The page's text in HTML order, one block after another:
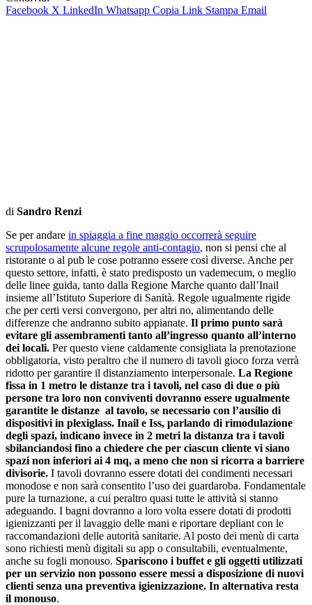
Facebook X LinkedIn Whatsapp Copia Link Stampa Email
di Sandro Renzi
Se per andare in spiaggia a fine maggio occorrerà seguire
scrupolosamente alcune regole anti-contagio, non si pensi che al
ristorante o al pub le cose potranno essere così diverse. Anche per
questo settore, infatti, è stato predisposto un vademecum, o meglio
delle linee guida, tanto dalla Regione Marche quanto dall’Inail
insieme all’Istituto Superiore di Sanità. Regole ugualmente rigide
che per certi versi convergono, per altri no, alimentando delle
differenze che andranno subito appianate. Il primo punto sarà
evitare gli assembramenti tanto all’ingresso quanto all’interno
dei locali. Per questo viene caldamente consigliata la prenotazione
obbligatoria, visto peraltro che il numero di tavoli gioco forza verrà
ridotto per garantire il distanziamento interpersonale. La Regione
fissa in 1 metro le distanze tra i tavoli, nel caso di due o più
persone tra loro non conviventi dovranno essere ugualmente
garantite le distanze al tavolo, se necessario con l’ausilio di
dispositivi in plexiglass. Inail e Iss, parlando di rimodulazione
degli spazi, indicano invece in 2 metri la distanza tra i tavoli
sbilanciandosi fino a chiedere che per ciascun cliente vi siano
spazi non inferiori ai 4 mq, a meno che non si ricorra a barriere
divisorie. I tavoli dovranno essere dotati dei condimenti necessari
monodose e non sarà consentito l’uso dei guardaroba. Fondamentale
pure la turnazione, a cui peraltro quasi tutte le attività si stanno
adeguando. I bagni dovranno a loro volta essere dotati di prodotti
igienizzanti per il lavaggio delle mani e riportare depliant con le
raccomandazioni delle autorità sanitarie. Al posto dei menù di carta
sono richiesti menù digitali su app o consultabili, eventualmente,
anche su fogli monouso. Spariscono i buffet e gli oggetti utilizzati
per un servizio non possono essere messi a disposizione di nuovi
clienti senza una preventiva igienizzazione. In alternativa resta
il monouso.